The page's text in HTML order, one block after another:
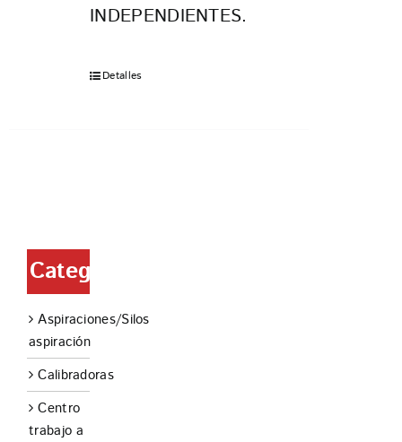
INDEPENDIENTES.
Detalles
Categorías
Aspiraciones/Silos
aspiración
Calibradoras
Centro
trabajo a